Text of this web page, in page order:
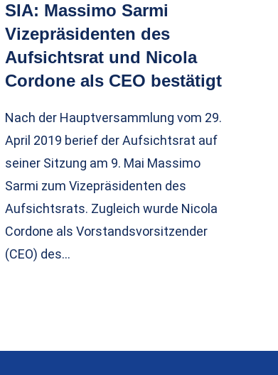
SIA: Massimo Sarmi
Vizepräsidenten des
Aufsichtsrat und Nicola
Cordone als CEO bestätigt
Nach der Hauptversammlung vom 29.
April 2019 berief der Aufsichtsrat auf
seiner Sitzung am 9. Mai Massimo
Sarmi zum Vizepräsidenten des
Aufsichtsrats. Zugleich wurde Nicola
Cordone als Vorstandsvorsitzender
(CEO) des…